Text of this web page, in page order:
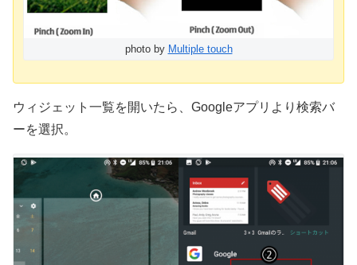
photo by Multiple touch
ウィジェット一覧を開いたら、Googleアプリより検索バ
ーを選択。